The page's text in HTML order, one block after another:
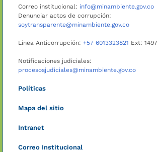
Correo institucional: info@minambiente.gov.co
Denunciar actos de corrupción:
soytransparente@minambiente.gov.co
Línea Anticorrupción: +57 6013323821 Ext: 1497
Notificaciones judiciales:
procesosjudiciales@minambiente.gov.co
Políticas
Mapa del sitio
Intranet
Correo Institucional